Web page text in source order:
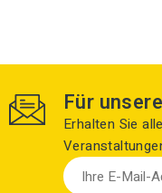
Für
Erhalten Sie